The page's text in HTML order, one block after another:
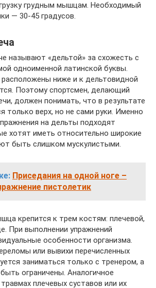
грудным мышцам. Необходимый
— 30-45 градусов.
называют «дельтой» за схожесть с
одноименной латинской буквы.
ниже и к дельтовидной
Поэтому спортсмен, делающий
должен понимать, что в результате
только верх, но не сами руки. Именно
на дельты подходят
хотят иметь относительно широкие
быть слишком мускулистыми.
Приседания на одной ноге –
пистолетик
крепится к трем костям: плечевой,
При выполнении упражнений
особенности организма.
или вывихи перечисленных
заниматься только с тренером, а
ограничены. Аналогичное
плечевых суставов или их